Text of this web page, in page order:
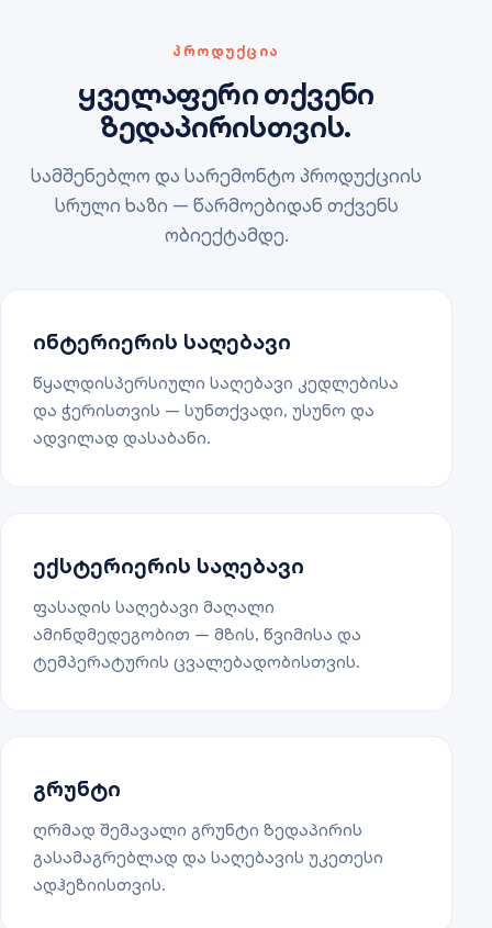
ᲞᲠᲝᲓᲣᲥᲪᲘᲐ
ყველაფერი თქვენი
ზედაპირისთვის.
სამშენებლო და სარემონტო პროდუქციის
სრული ხაზი — წარმოებიდან თქვენს
ობიექტამდე.
ინტერიერის საღებავი
წყალდისპერსიული საღებავი კედლებისა
და ჭერისთვის — სუნთქვადი, უსუნო და
ადვილად დასაბანი.
ექსტერიერის საღებავი
ფასადის საღებავი მაღალი
ამინდმედეგობით — მზის, წვიმისა და
ტემპერატურის ცვალებადობისთვის.
გრუნტი
ღრმად შემავალი გრუნტი ზედაპირის
გასამაგრებლად და საღებავის უკეთესი
ადჰეზიისთვის.